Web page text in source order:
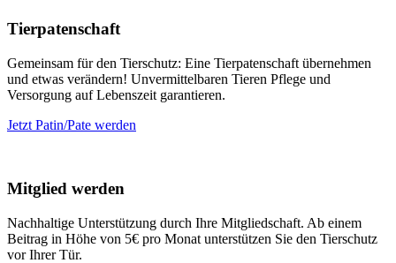
Tierpatenschaft
Gemeinsam für den Tierschutz: Eine Tierpatenschaft übernehmen
und etwas verändern! Unvermittelbaren Tieren Pflege und
Versorgung auf Lebenszeit garantieren.
Jetzt Patin/Pate werden
Mitglied werden
Nachhaltige Unterstützung durch Ihre Mitgliedschaft. Ab einem
Beitrag in Höhe von 5€ pro Monat unterstützen Sie den Tierschutz
vor Ihrer Tür.